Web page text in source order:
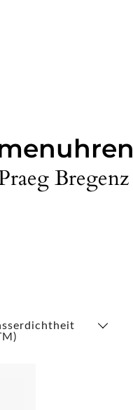
Bregenz